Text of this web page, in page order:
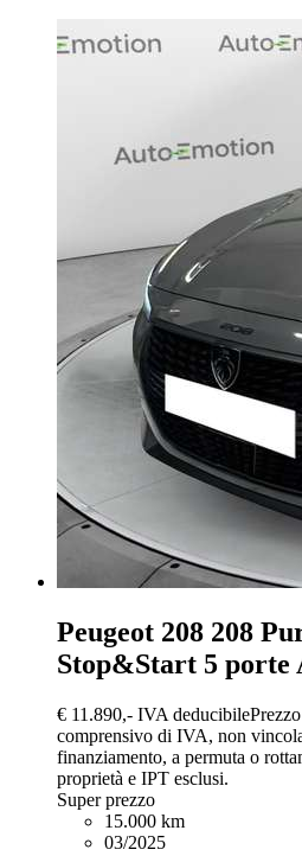
Peugeot 208 208
Stop&Start 5 porte
€ 11.890,- IVA deducibile
comprensivo di IVA, non
finanziamento, a permuta o
proprietà e IPT esclusi.
Super prezzo
15.000 km
03/2025